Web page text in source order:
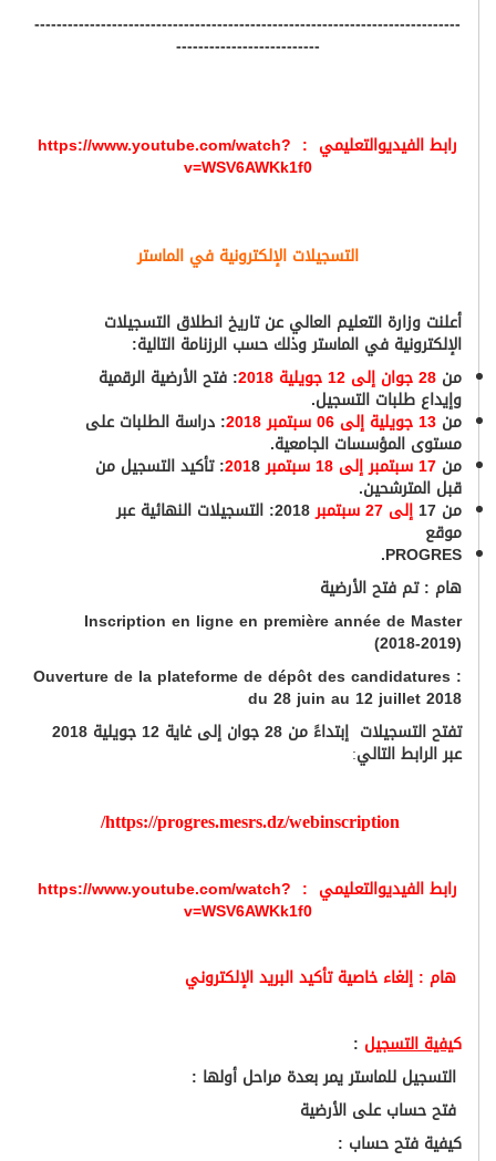
-----------------------------------------------------------------------------
--------------------------
رابط الفيديوالتعليمي : https://www.youtube.com/watch?
v=WSV6AWKk1f0
التسجيلات الإلكترونية في الماستر
أعلنت وزارة التعليم العالي عن تاريخ انطلاق التسجيلات
الإلكترونية في الماستر وذلك حسب الرزنامة التالية:
من
: فتح الأرضية الرقمية
وإيداع طلبات التسجيل.
من 13 جويلية إلى 06 سبتمبر 2018 : دراسة الطلبات على
مستوى المؤسسات الجامعية.
من 8: تأكيد التسجيل من
قبل المترشحين.
من 17 إلى 27 سبتمبر 2018: التسجيلات النهائية عبر
موقع
PROGRES.
هام : تم فتح الأرضية
Inscription en ligne en première année de Master
(2018-2019)
Ouverture de la plateforme de dépôt des candidatures :
du 28 juin au 12 juillet 2018
تفتح التسجيلات إبتداءً من 28 جوان إلى غاية 12 جويلية 2018
عبر الرابط التالي:
https://progres.mesrs.dz/webinscription/
رابط الفيديوالتعليمي : https://www.youtube.com/watch?
v=WSV6AWKk1f0
هام : إلغاء خاصية تأكيد البريد الإلكتروني
كيفية التسجيل :
التسجيل للماستر يمر بعدة مراحل أولها :
فتح حساب على الأرضية
كيفية فتح حساب :